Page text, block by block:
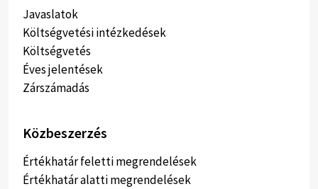
Javaslatok
Költségvetési intézkedések
Költségvetés
Éves jelentések
Zárszámadás
Közbeszerzés
Értékhatár feletti megrendelések
Értékhatár alatti megrendelések